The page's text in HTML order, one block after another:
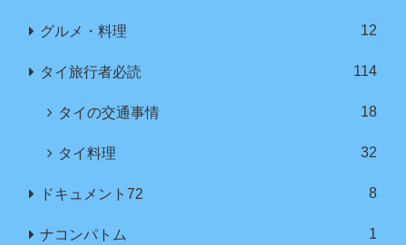
グルメ・料理 12
タイ旅行者必読 114
タイの交通事情 18
タイ料理 32
ドキュメント72 8
ナコンパトム 1